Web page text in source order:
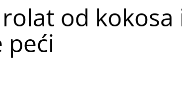
od kokosa
peći